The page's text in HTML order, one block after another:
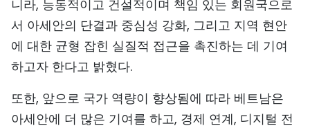
니라, 능동적이고 건설적이며 책임 있는 회원국으로
서 아세안의 단결과 중심성 강화, 그리고 지역 현안
에 대한 균형 잡힌 실질적 접근을 촉진하는 데 기여
하고자 한다고 밝혔다.
또한, 앞으로 국가 역량이 향상됨에 따라 베트남은
아세안에 더 많은 기여를 하고, 경제 연계, 디지털 전